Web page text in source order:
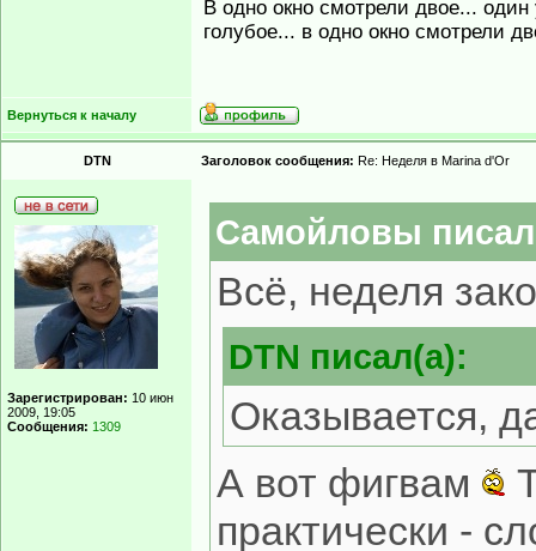
В одно окно смотрели двое...
голубое... в одно окно смотрели
Вернуться к началу
DTN Заголовок сообщения: Re: Неделя в Marina d'Or
Зарегистрирован: 10 июн
2009, 19:05
Сообщения: 1309
Самойловы
Всё, неделя
DTN писал(а):
Оказывается,
А вот фигвам
практически -